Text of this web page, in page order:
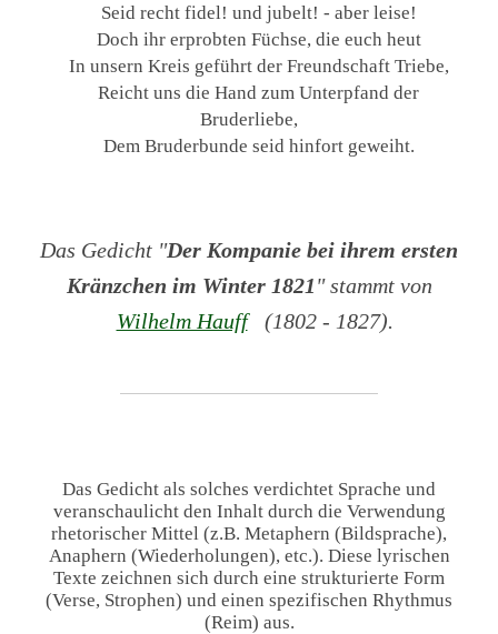
Seid recht fidel! und jubelt! - aber leise!
Doch ihr erprobten Füchse, die euch heut
In unsern Kreis geführt der Freundschaft Triebe,
Reicht uns die Hand zum Unterpfand der
Bruderliebe,
Dem Bruderbunde seid hinfort geweiht.
Das Gedicht "Der Kompanie bei ihrem ersten
Kränzchen im Winter 1821" stammt von
Wilhelm Hauff(1802 - 1827).
Das Gedicht als solches verdichtet Sprache und
veranschaulicht den Inhalt durch die Verwendung
rhetorischer Mittel (z.B. Metaphern (Bildsprache),
Anaphern (Wiederholungen), etc.). Diese lyrischen
Texte zeichnen sich durch eine strukturierte Form
(Verse, Strophen) und einen spezifischen Rhythmus
(Reim) aus.